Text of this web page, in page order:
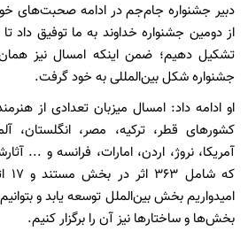
دبیر جشنواره جام‌جم در ادامه صحبت‌های
از دومین جشنواره خداوند به ما توفیق داد تا
تشکیل دهیم؛ ضمن اینکه امسال نیز
جشنواره شکل بین‌المللی به خود گرفت.
او ادامه داد: امسال میزبان تعدادی از
کشورهای قطر، ترکیه، مصر، انگلستان،
آمریکا، نروژ، اردن، امارات، فرانسه و ...
امیدواریم بخش بین‌الملل توسعه یابد و
بخش‌ها و ساختارها نیز آن را برگزار کنیم.